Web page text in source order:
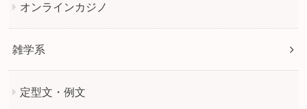
オンラインカジノ
雑学系
定型文・例文